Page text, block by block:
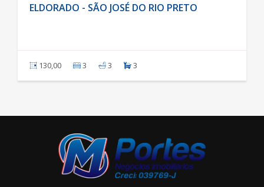
ELDORADO - SÃO JOSÉ DO RIO PRETO
130,00 3 3 3